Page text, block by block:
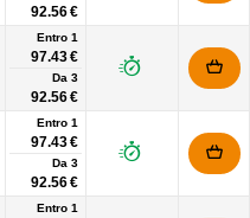
92.56 €
Entro 1
97.43 €
Da 3
92.56 €
Entro 1
97.43 €
Da 3
92.56 €
Entro 1